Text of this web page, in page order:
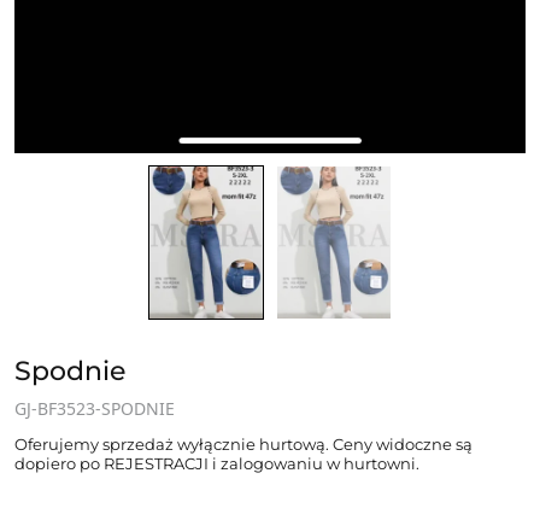
Spodnie
GJ-BF3523-SPODNIE
Oferujemy sprzedaż wyłącznie hurtową. Ceny widoczne są
dopiero po REJESTRACJI i zalogowaniu w hurtowni.